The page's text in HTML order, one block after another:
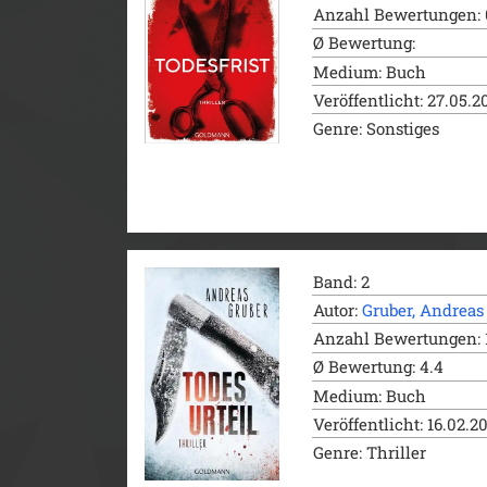
Anzahl Bewertungen:
Ø Bewertung:
Medium: Buch
Veröffentlicht:
Genre: Sonstiges
Band: 2
Autor:Gruber, Andreas
Anzahl Bewertungen:
Ø Bewertung: 4.4
Medium: Buch
Veröffentlicht:
Genre: Thriller